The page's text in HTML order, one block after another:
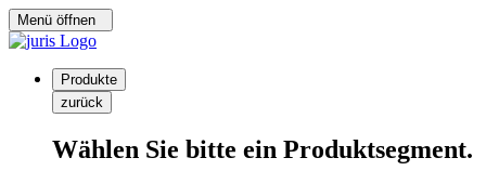
Menü öffnen
Produkte
zurück
Wählen Sie bitte ein Produktsegment.